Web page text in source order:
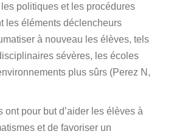
politiques et les procédures
les éléments déclencheurs
à nouveau les élèves, tels
sévères, les écoles
plus sûrs (Perez N,
ont pour but d’aider les élèves à
et de favoriser un